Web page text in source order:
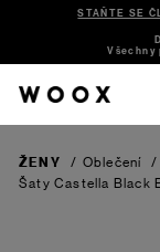
STAŇTE SE
Všechny
ŽENY / Oblečení /
Šaty Castella Black